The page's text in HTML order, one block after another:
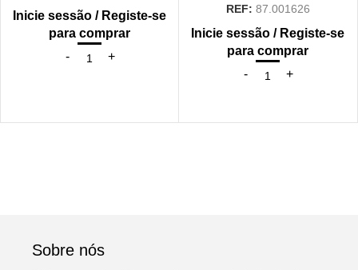
Inicie sessão / Registe-se
para comprar
REF: 87.001626
Inicie sessão / Registe-se
para comprar
Sobre nós